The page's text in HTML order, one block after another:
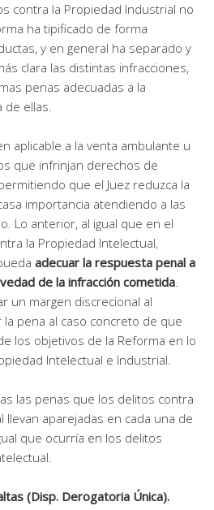
contra la Propiedad Industrial no
ha tipificado de forma
y en general ha separado y
clara las distintas infracciones,
penas adecuadas a la
de ellas.
aplicable a la venta ambulante u
que infrinjan derechos de
que el Juez reduzca la
importancia atendiendo a las
Lo anterior, al igual que en el
la Propiedad Intelectual,
adecuar la respuesta penal a
de la infracción cometida.
un margen discrecional al
la pena al caso concreto de que
los objetivos de la Reforma en lo
Intelectual e Industrial.
las penas que los delitos contra
llevan aparejadas en cada una de
que ocurría en los delitos
(Disp. Derogatoria Única).